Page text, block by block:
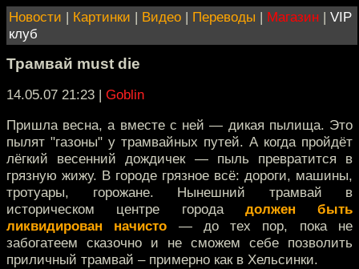
Новости | Картинки | Видео | Переводы | Магазин | VIP
клуб
Трамвай must die
14.05.07 21:23 | Goblin
Пришла весна, а вместе с ней — дикая пылища. Это
пылят "газоны" у трамвайных путей. А когда пройдёт
лёгкий весенний дождичек — пыль превратится в
грязную жижу. В городе грязное всё: дороги, машины,
тротуары, горожане. Нынешний трамвай в
историческом центре города должен быть
ликвидирован начисто — до тех пор, пока не
забогатеем сказочно и не сможем себе позволить
приличный трамвай – примерно как в Хельсинки.